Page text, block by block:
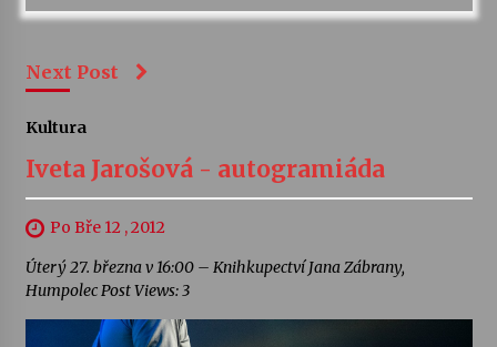
Next Post
Kultura
Iveta Jarošová - autogramiáda
Po Bře 12 , 2012
Úterý 27. března v 16:00 – Knihkupectví Jana Zábrany,
Humpolec Post Views: 3